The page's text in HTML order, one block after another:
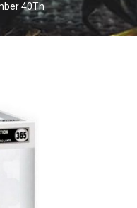
40Th